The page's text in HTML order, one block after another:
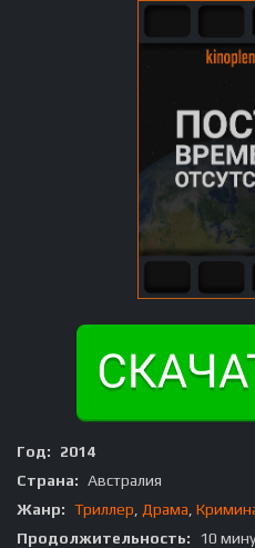
Год:
2014
Страна: Австралия
Жанр: Триллер Драма
Продолжительность:
10